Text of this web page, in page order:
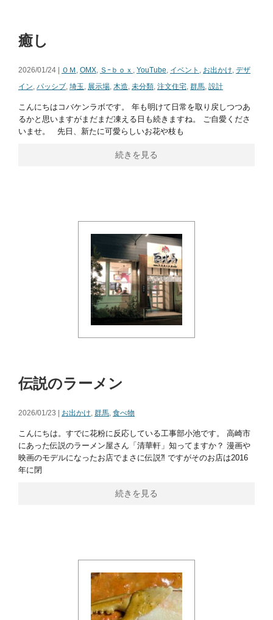
癒し
2026/01/24 | ＯＭ , OMX, Ｓｰｂｏｘ , YouTube, イベント , お出かけ, デザ
イン, パッシブ, 埼玉, 展示場, 木造, 未分類, 注文住宅, 群馬, 設計
こんにちはコバケンラボです。 年も明けて日常を取り戻しつつあ
るかと思いますがまだまだ凍える日も続きますね。 ご自愛くださ
いませ。 先日、新たに可愛らしいお花や枝も
続きを見る
伝説のラーメン
2026/01/23 | お出かけ, 群馬, 食べ物
こんにちは。すでに花粉に反応している工事部小池です。 高崎市
にあった伝説のラーメン屋さん「清華軒」知ってますか？ 漫画や
映画のモデルになったお店でまさに伝説⁈ ですがそのお店は2016
年に閉
続きを見る